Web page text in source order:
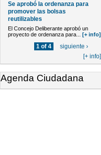
Se aprobó la ordenanza para
promover las bolsas
reutilizables
El Concejo Deliberante aprobó un
proyecto de ordenanza para... [+ info]
1 of 4
siguiente ›
[+ info]
Agenda Ciudadana